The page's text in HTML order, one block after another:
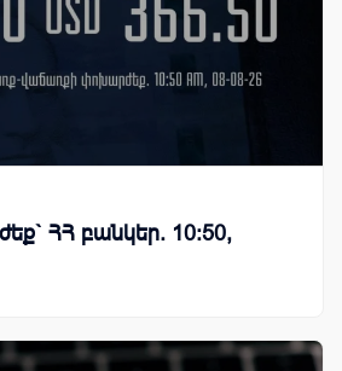
ՀՀ բանկեր. 10:50,